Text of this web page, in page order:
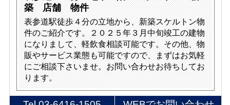
築 店舗 物件
表参道駅徒歩４分の立地から、新築スケルトン物
件のご紹介です。２０２５年３月中旬竣工の建物
になりまして、軽飲食相談可能です。その他、物
販やサービス業態も可能ですので、まずはお気軽
にご相談下さいませ。お問い合わせお待ちしてお
ります。